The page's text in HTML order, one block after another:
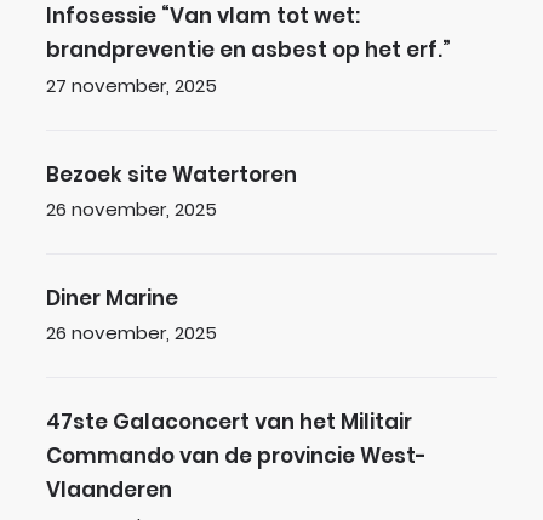
Infosessie “Van vlam tot wet:
brandpreventie en asbest op het erf.”
Gepubliceerd op
27 november, 2025
Bezoek site Watertoren
Bezoek site Watertoren
Gepubliceerd op
26 november, 2025
Diner Marine
Diner Marine
Gepubliceerd op
26 november, 2025
47ste Galaconcert van het Militair
47ste Galaconcert van het Militair
Commando van de provincie West-
Vlaanderen